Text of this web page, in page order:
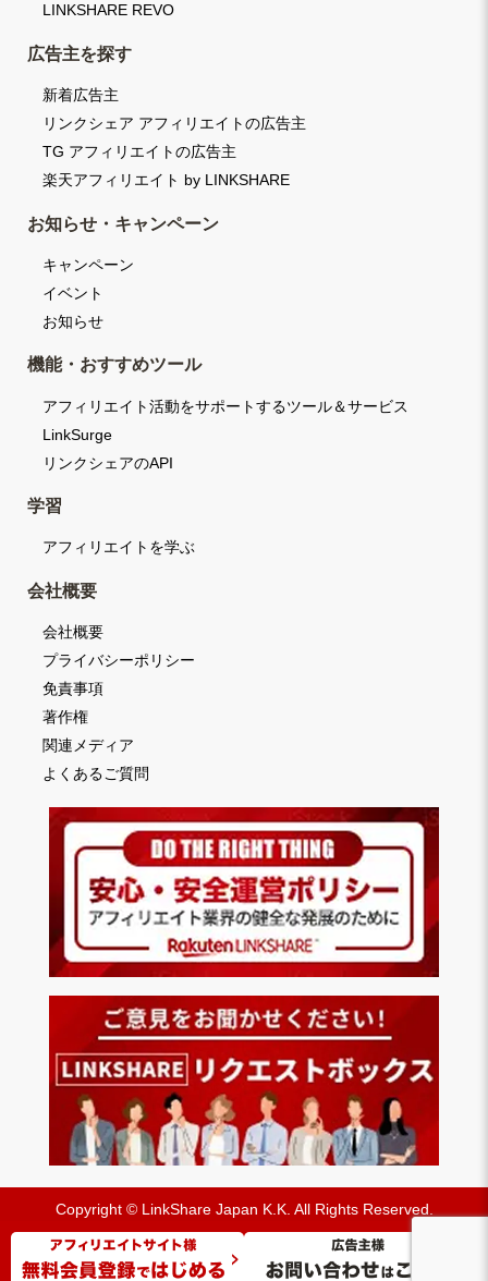
LINKSHARE REVO
広告主を探す
新着広告主
リンクシェア アフィリエイトの広告主
TG アフィリエイトの広告主
楽天アフィリエイト by LINKSHARE
お知らせ・キャンペーン
キャンペーン
イベント
お知らせ
機能・おすすめツール
アフィリエイト活動をサポートするツール＆サービス
LinkSurge
リンクシェアのAPI
学習
アフィリエイトを学ぶ
会社概要
会社概要
プライバシーポリシー
免責事項
著作権
関連メディア
よくあるご質問
Copyright © LinkShare Japan K.K. All Rights Reserved.